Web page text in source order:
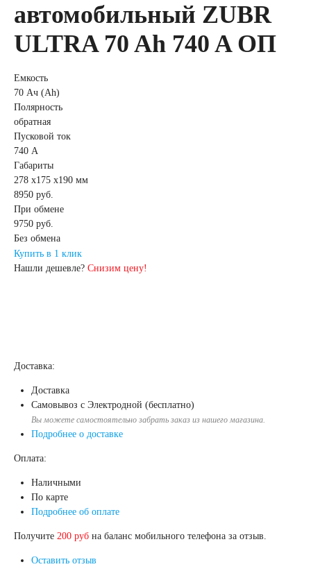
40 А/ч 42 А/ч
56 А/ч 58 А/ч
65 А/ч 66 А/ч
74 А/ч 75 А/ч
автомобильный ZUBR
ULTRA 70 Ah 740 A ОП
Емкость
70 Ач (Ah)
Полярность
обратная
Пусковой ток
740 А
Габариты
278 x175 x190 мм
8950 руб.
При обмене
9750 руб.
Без обмена
Купить в 1 клик
Нашли дешевле? Снизим цену!
Доставка:
Доставка
Самовывоз с Электродной (бесплатно)
Вы можете самостоятельно забрать заказ из нашего магазина.
Подробнее о доставке
Оплата:
Наличными
По карте
Подробнее об оплате
Получите 200 руб на баланс мобильного телефона за отзыв.
Оставить отзыв